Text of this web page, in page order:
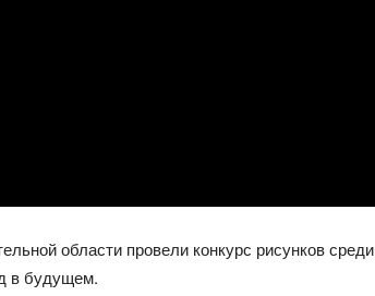
области провели конкурс рисунков
в будущем.